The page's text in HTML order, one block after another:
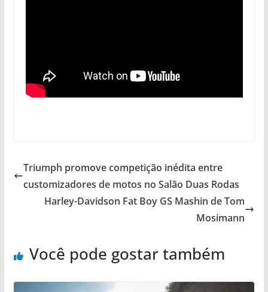
Triumph promove competição inédita entre
customizadores de motos no Salão Duas Rodas
Harley-Davidson Fat Boy GS Mashin de Tom
Mosimann
Você pode gostar também